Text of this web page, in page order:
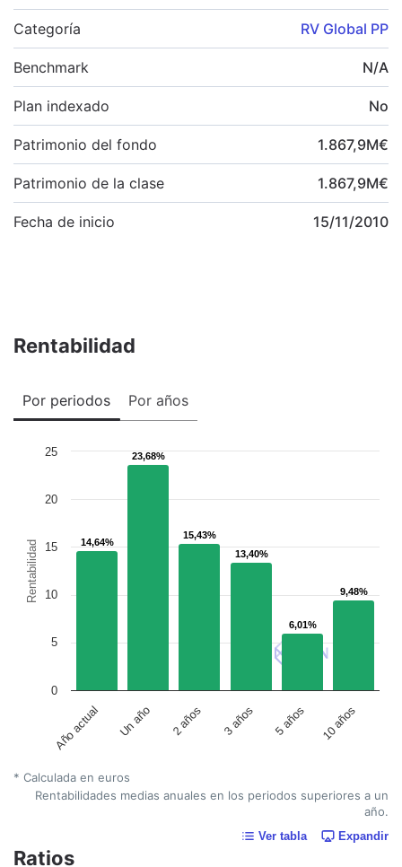
Categoría RV Global PP
Benchmark N/A
Plan indexado No
Patrimonio del fondo 1.867,9M€
Patrimonio de la clase 1.867,9M€
Fecha de inicio 15/11/2010
Rentabilidad
Por periodos Por años
Rentabilidad 14,64%
14,64%
23,68%
23,68%
15,43%
15,43%
13,40%
13,40%
6,01%
6,01%
9,48%
9,48%
Año actual Un año 2 años 3 años 5 años 10 años
0
5
10
15
20
25
* Calculada en euros
Rentabilidades medias anuales en los periodos superiores a un
año.
Ver tabla Expandir
Ratios